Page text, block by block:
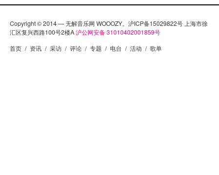
Copyright © 2014 — 无解音乐网 WOOOZY。沪ICP备15029822号 上海市徐
汇区复兴西路100号2楼A沪公网安备 31010402001859号
首页 / 资讯 / 采访 / 评论 / 专题 / 电台 / 活动 / 歌单